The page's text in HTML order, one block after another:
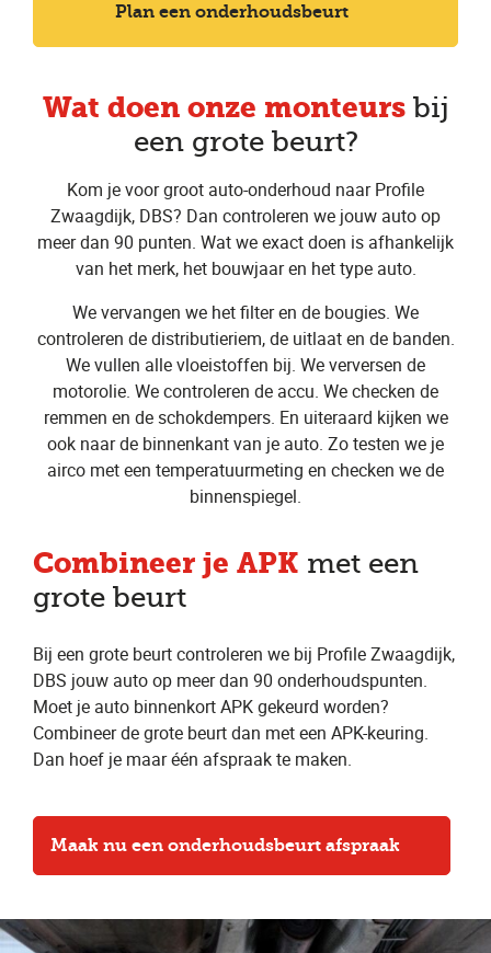
Plan een onderhoudsbeurt
Wat doen onze monteursbij
een grote beurt?
Kom je voor groot auto-onderhoud naar Profile
Zwaagdijk, DBS? Dan controleren we jouw auto op
meer dan 90 punten. Wat we exact doen is afhankelijk
van het merk, het bouwjaar en het type auto.
We vervangen we het filter en de bougies. We
controleren de distributieriem, de uitlaat en de banden.
We vullen alle vloeistoffen bij. We verversen de
motorolie. We controleren de accu. We checken de
remmen en de schokdempers. En uiteraard kijken we
ook naar de binnenkant van je auto. Zo testen we je
airco met een temperatuurmeting en checken we de
binnenspiegel.
Combineer je APK met een
grote beurt
Bij een grote beurt controleren we bij Profile Zwaagdijk,
DBS jouw auto op meer dan 90 onderhoudspunten.
Moet je auto binnenkort APK gekeurd worden?
Combineer de grote beurt dan met een APK-keuring.
Dan hoef je maar één afspraak te maken.
Maak nu een onderhoudsbeurt afspraak